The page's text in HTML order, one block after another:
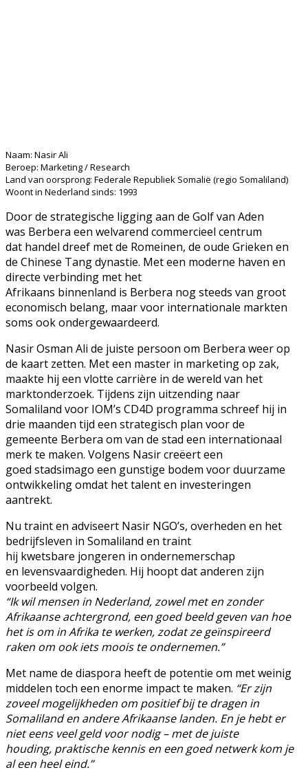
Naam: Nasir Ali
Beroep: Marketing / Research
Land van oorsprong: Federale Republiek Somalië (regio Somaliland)
Woont in Nederland sinds: 1993
Door de strategische ligging aan de Golf van Aden
was Berbera een welvarend commercieel centrum
dat handel dreef met de Romeinen, de oude Grieken en
de Chinese Tang dynastie. Met een moderne haven en
directe verbinding met het
Afrikaans binnenland is Berbera nog steeds van groot
economisch belang, maar voor internationale markten
soms ook ondergewaardeerd.
Nasir Osman Ali de juiste persoon om Berbera weer op
de kaart zetten. Met een master in marketing op zak,
maakte hij een vlotte carrière in de wereld van het
marktonderzoek. Tijdens zijn uitzending naar
Somaliland voor IOM’s CD4D programma schreef hij in
drie maanden tijd een strategisch plan voor de
gemeente Berbera om van de stad een internationaal
merk te maken. Volgens Nasir creëert een
goed stadsimago een gunstige bodem voor duurzame
ontwikkeling omdat het talent en investeringen
aantrekt.
Nu traint en adviseert Nasir NGO’s, overheden en het
bedrijfsleven in Somaliland en traint
hij kwetsbare jongeren in ondernemerschap
en levensvaardigheden. Hij hoopt dat anderen zijn
voorbeeld volgen.
“Ik wil mensen in Nederland, zowel met en zonder
Afrikaanse achtergrond, een goed beeld geven van hoe
het is om in Afrika te werken, zodat ze geïnspireerd
raken om ook iets moois te ondernemen.”
Met name de diaspora heeft de potentie om met weinig
middelen toch een enorme impact te maken. “Er zijn
zoveel mogelijkheden om positief bij te dragen in
Somaliland en andere Afrikaanse landen. En je hebt er
niet eens veel geld voor nodig – met de juiste
houding, praktische kennis en een goed netwerk kom je
al een heel eind.”